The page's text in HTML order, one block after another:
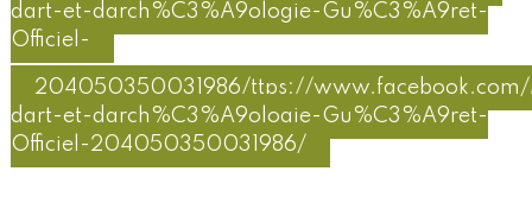
dart-et-darch%C3%A9ologie-Gu%C3%A9ret-
Officiel-
204050350031986/ttps://www.facebook.com/
dart-et-darch%C3%A9ologie-Gu%C3%A9ret-
Officiel-204050350031986/